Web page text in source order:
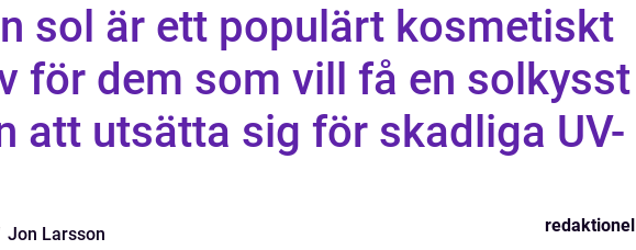
sol är ett populärt kosmetiskt
för dem som vill få en solkysst
att utsätta sig för skadliga UV-
Jon Larsson redaktionel